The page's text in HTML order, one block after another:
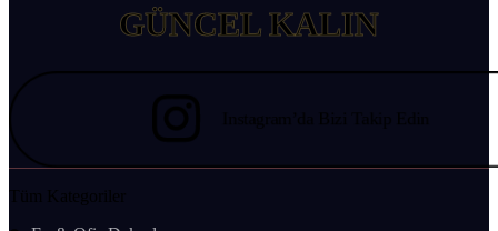
GÜNCEL KALIN
Instagram’da Bizi Takip Edin
Tüm Kategoriler